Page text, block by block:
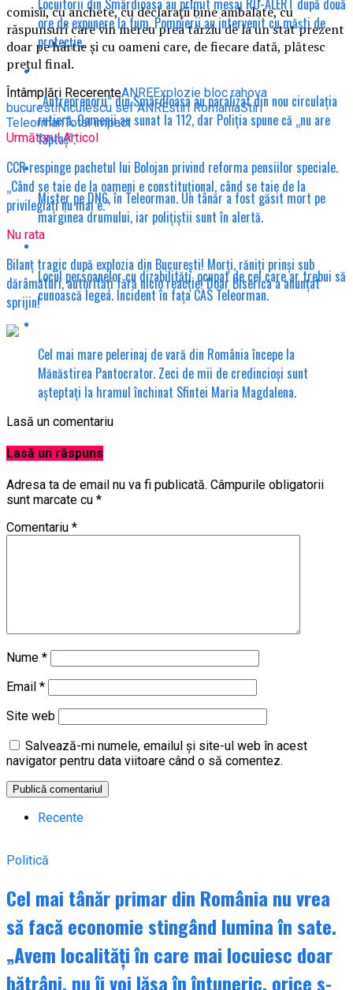
comisii, cu anchete, cu declarații bine ambalate, cu
răspunsuri care vin mereu prea târziu de la un stat prezent
doar pe hârtie și cu oameni care, de fiecare dată, plătesc
prețul final.
Întâmplări RecerenteANREExplozie bloc rahova
bucurestiNiculescu sef ANREstiri RomaniaStiri
TeleormanTotal impact
Următorul Articol
CCR respinge pachetul lui Bolojan privind reforma pensiilor speciale.
„Când se taie de la oameni e constituțional, când se taie de la
privilegiați nu mai e.”
Nu rata
Bilanț tragic după explozia din București! Morți, răniți prinși sub
dărâmături, autorități fără nicio reacție! Doar Biserica a anunțat
sprijin!
ore de expunere la fum. Pompierii au intervenit cu măști de
protecție.
„Antreprenorii” din Smârdioasa au paralizat din nou circulația
rutieră. Oamenii au sunat la 112, dar Poliția spune că „nu are
făptaș”.
Mister pe DN6, în Teleorman. Un tânăr a fost găsit mort pe
marginea drumului, iar polițiștii sunt în alertă.
Locul persoanelor cu dizabilități, ocupat de cel care ar trebui să
cunoască legea. Incident în fața CAS Teleorman.
Cel mai mare pelerinaj de vară din România începe la
Mănăstirea Pantocrator. Zeci de mii de credincioși sunt
așteptați la hramul închinat Sfintei Maria Magdalena.
Lasă un comentariu
Lasă un răspuns
Adresa ta de email nu va fi publicată. Câmpurile obligatorii
sunt marcate cu *
Comentariu *
Nume *
Email *
Site web
Salvează-mi numele, emailul și site-ul web în acest
navigator pentru data viitoare când o să comentez.
Recente
Politică
Cel mai tânăr primar din România nu vrea
să facă economie stingând lumina în sate.
„Avem localități în care mai locuiesc doar
bătrâni, nu îi voi lăsa în întuneric, orice s-